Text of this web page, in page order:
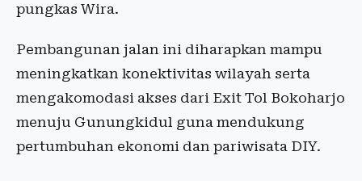
pungkas Wira.
Pembangunan jalan ini diharapkan mampu
meningkatkan konektivitas wilayah serta
mengakomodasi akses dari Exit Tol Bokoharjo
menuju Gunungkidul guna mendukung
pertumbuhan ekonomi dan pariwisata DIY.